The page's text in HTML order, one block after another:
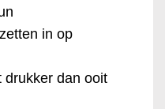
in op
drukker dan ooit